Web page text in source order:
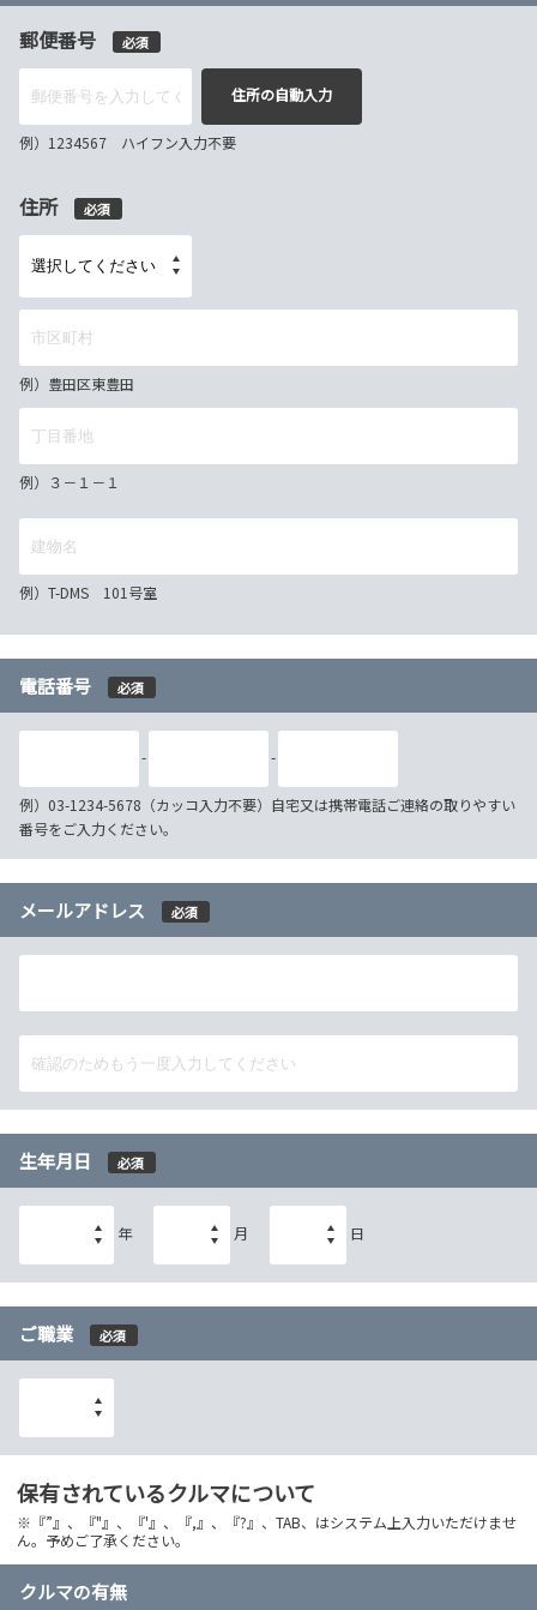
郵便番号 必須
住所の自動入力
例）1234567 ハイフン入力不要
住所 必須
例）豊田区東豊田
例）３－１－１
例）T-DMS 101号室
電話番号 必須
- -
例）03-1234-5678（カッコ入力不要）自宅又は携帯電話ご連絡の取りやすい
番号をご入力ください。
メールアドレス 必須
生年月日 必須
年 月 日
ご職業 必須
保有されているクルマについて
※『”』、『"』、『'』、『,』、『?』、TAB、はシステム上入力いただけませ
ん。予めご了承ください。
クルマの有無